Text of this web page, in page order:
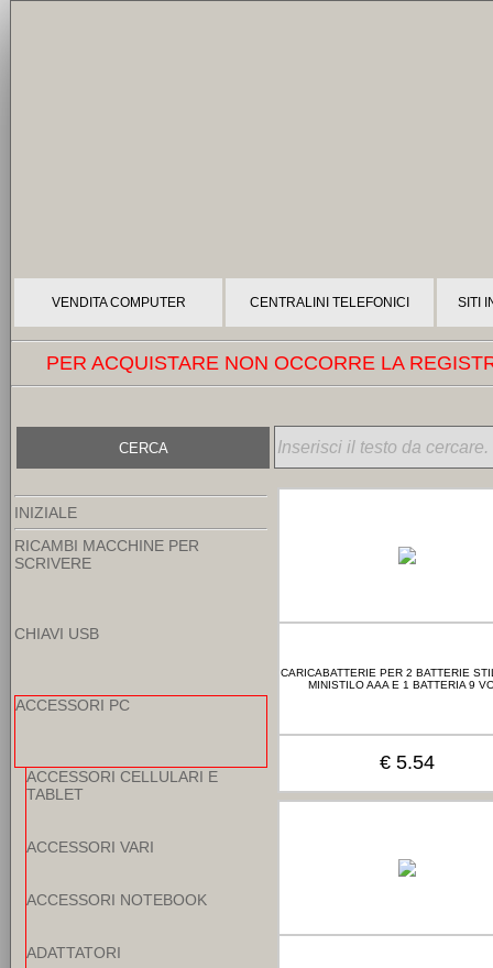
VENDITA COMPUTER CENTRALINI TELEFONICI SITI
PER ACQUISTARE NON OCCORRE LA
INIZIALE
RICAMBI MACCHINE PER
SCRIVERE
CHIAVI USB
ACCESSORI PC
ACCESSORI CELLULARI E
TABLET
ACCESSORI VARI
ACCESSORI NOTEBOOK
ADATTATORI
CARICABATTERIE PER 2 BATTERIE
MINISTILO AAA E 1 BATTERIA 9
€ 5.54